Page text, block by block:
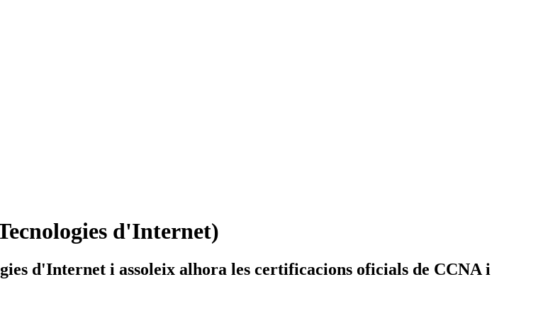
d'Internet)
d'Internet i assoleix alhora les certificacions oficials de CCNA i